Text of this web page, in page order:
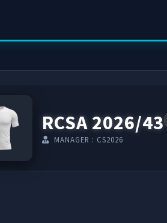
RCSA 2026/43
MANAGER : CS2026